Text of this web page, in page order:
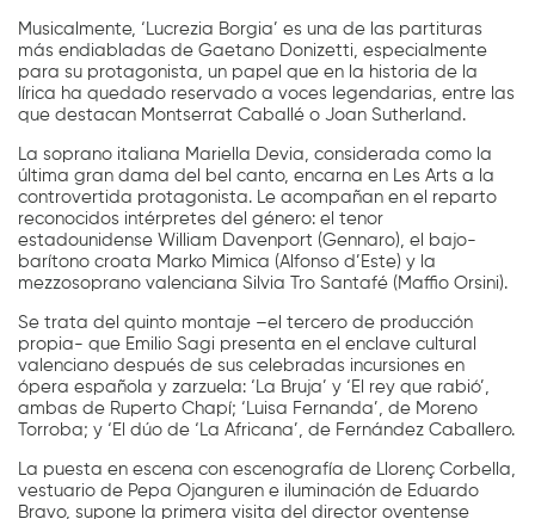
Musicalmente, ‘Lucrezia Borgia’ es una de las partituras
más endiabladas de Gaetano Donizetti, especialmente
para su protagonista, un papel que en la historia de la
lírica ha quedado reservado a voces legendarias, entre las
que destacan Montserrat Caballé o Joan Sutherland.
La soprano italiana Mariella Devia, considerada como la
última gran dama del bel canto, encarna en Les Arts a la
controvertida protagonista. Le acompañan en el reparto
reconocidos intérpretes del género: el tenor
estadounidense William Davenport (Gennaro), el bajo-
barítono croata Marko Mimica (Alfonso d’Este) y la
mezzosoprano valenciana Silvia Tro Santafé (Maffio Orsini).
Se trata del quinto montaje –el tercero de producción
propia- que Emilio Sagi presenta en el enclave cultural
valenciano después de sus celebradas incursiones en
ópera española y zarzuela: ‘La Bruja’ y ‘El rey que rabió’,
ambas de Ruperto Chapí; ‘Luisa Fernanda’, de Moreno
Torroba; y ‘El dúo de ‘La Africana’, de Fernández Caballero.
La puesta en escena con escenografía de Llorenç Corbella,
vestuario de Pepa Ojanguren e iluminación de Eduardo
Bravo, supone la primera visita del director oventense